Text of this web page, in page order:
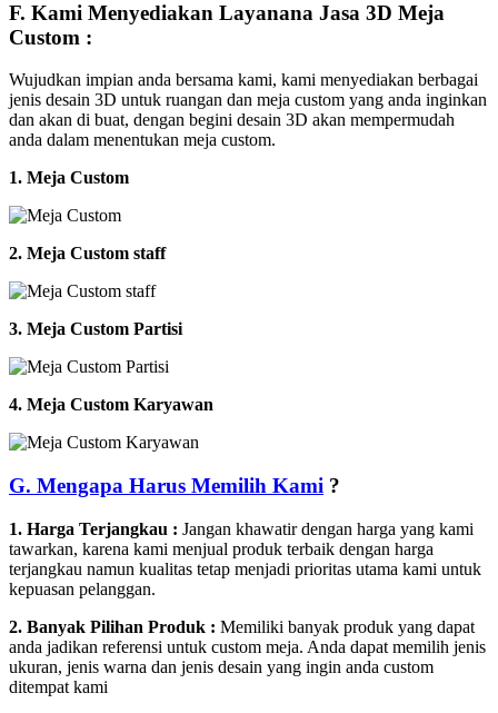
F. Kami Menyediakan Layanana Jasa 3D Meja
Custom :
Wujudkan impian anda bersama kami, kami menyediakan berbagai
jenis desain 3D untuk ruangan dan meja custom yang anda inginkan
dan akan di buat, dengan begini desain 3D akan mempermudah
anda dalam menentukan meja custom.
1. Meja Custom
2. Meja Custom staff
3. Meja Custom Partisi
4. Meja Custom Karyawan
G. Mengapa Harus Memilih Kami ?
1. Harga Terjangkau : Jangan khawatir dengan harga yang kami
tawarkan, karena kami menjual produk terbaik dengan harga
terjangkau namun kualitas tetap menjadi prioritas utama kami untuk
kepuasan pelanggan.
2. Banyak Pilihan Produk : Memiliki banyak produk yang dapat
anda jadikan referensi untuk custom meja. Anda dapat memilih jenis
ukuran, jenis warna dan jenis desain yang ingin anda custom
ditempat kami